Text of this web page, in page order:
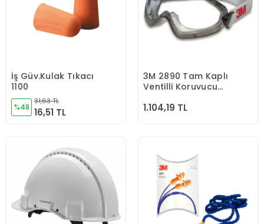
Sepete Ekle
İş Güv.Kulak Tıkacı
1100
%48
31,63 TL
16,51 TL
Sepete Ekle
3M 2890 Tam Kaplı
Ventilli Koruyucu
1.104,19 TL